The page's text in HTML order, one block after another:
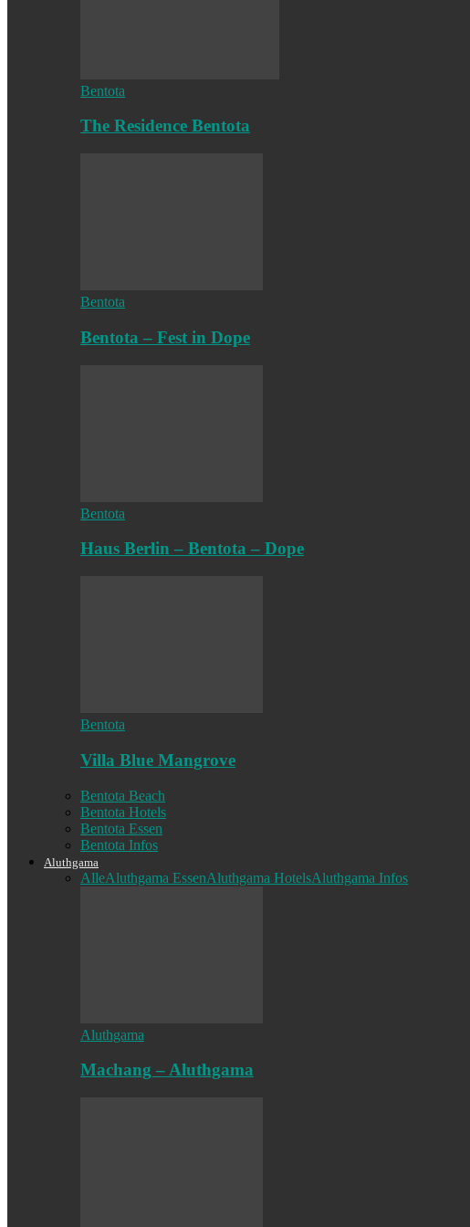
Bentota
The Residence Bentota
Bentota
Bentota – Fest in Dope
Bentota
Haus Berlin – Bentota – Dope
Bentota
Villa Blue Mangrove
Bentota Beach
Bentota Hotels
Bentota Essen
Bentota Infos
Aluthgama
AlleAluthgama EssenAluthgama HotelsAluthgama Infos
Aluthgama
Machang – Aluthgama